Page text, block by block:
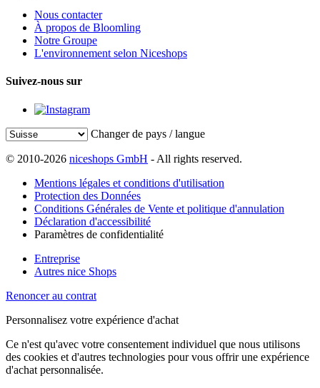
Nous contacter
À propos de Bloomling
Notre Groupe
L'environnement selon Niceshops
Suivez-nous sur
Changer de pays / langue
© 2010-2026 niceshops GmbH - All rights reserved.
Mentions légales et conditions d'utilisation
Protection des Données
Conditions Générales de Vente et politique d'annulation
Déclaration d'accessibilité
Paramètres de confidentialité
Entreprise
Autres nice Shops
Renoncer au contrat
Personnalisez votre expérience d'achat
Ce n'est qu'avec votre consentement individuel que nous utilisons
des cookies et d'autres technologies pour vous offrir une expérience
d'achat personnalisée.